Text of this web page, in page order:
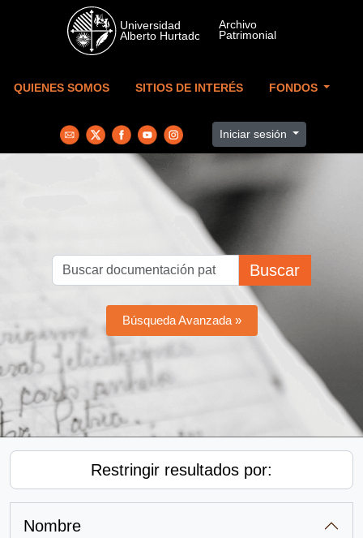
Skip to main content
QUIENES SOMOS SITIOS DE INTERÉS FONDOS
Iniciar sesión
Buscar
Búsqueda Avanzada »
Restringir resultados por:
Nombre